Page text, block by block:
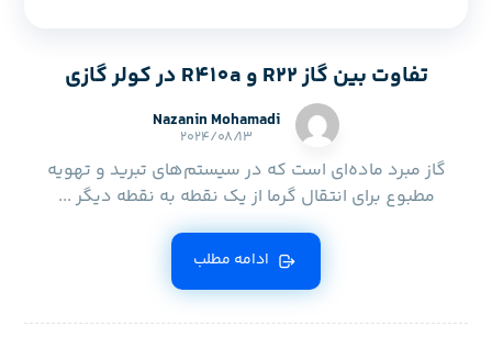
تفاوت بین گاز R22 و R410a در کولر گازی
Nazanin Mohamadi
۲۰۲۴/۰۸/۱۳
گاز مبرد ماده‌ای است که در سیستم‌های تبرید و تهویه
مطبوع برای انتقال گرما از یک نقطه به نقطه دیگر ...
ادامه مطلب